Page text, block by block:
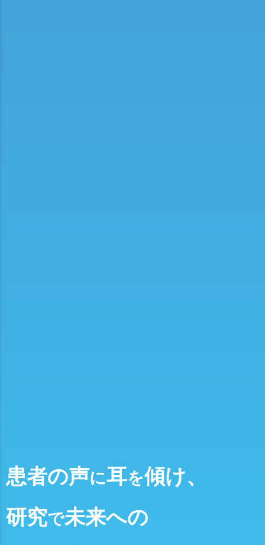
患者の声に耳を傾け、
研究で未来への